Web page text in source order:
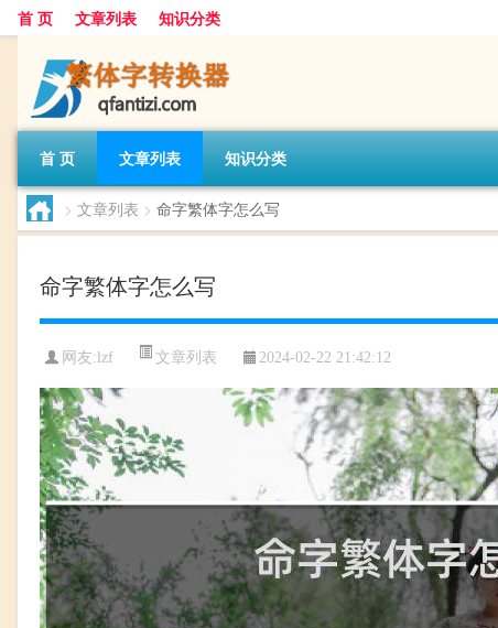
首 页 文章列表 知识分类
首 页 文章列表 知识分类
> 文章列表 > 命字繁体字怎么写
命字繁体字怎么写
网友: lzf 文章列表 2024-02-22 21:42:12